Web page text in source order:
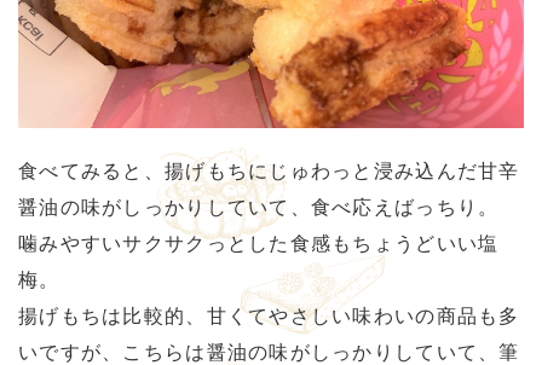
食べてみると、揚げもちにじゅわっと浸み込んだ甘辛
醤油の味がしっかりしていて、食べ応えばっちり。
噛みやすいサクサクっとした食感もちょうどいい塩
梅。
揚げもちは比較的、甘くてやさしい味わいの商品も多
いですが、こちらは醤油の味がしっかりしていて、筆